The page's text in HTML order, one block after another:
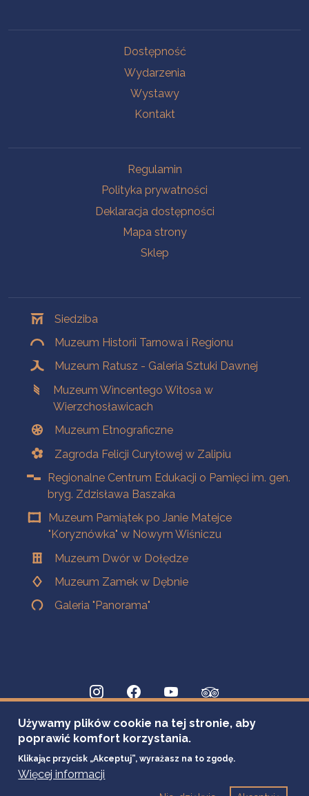
Dostępność
Wydarzenia
Wystawy
Kontakt
Regulamin
Polityka prywatności
Deklaracja dostępności
Mapa strony
Sklep
Siedziba
Muzeum Historii Tarnowa i Regionu
Muzeum Ratusz - Galeria Sztuki Dawnej
Muzeum Wincentego Witosa w
Wierzchosławicach
Muzeum Etnograficzne
Zagroda Felicji Curyłowej w Zalipiu
Regionalne Centrum Edukacji o Pamięci im. gen.
bryg. Zdzisława Baszaka
Muzeum Pamiątek po Janie Matejce
"Koryznówka" w Nowym Wiśniczu
Muzeum Dwór w Dołędze
Muzeum Zamek w Dębnie
Galeria "Panorama"
Używamy plików cookie na tej stronie, aby
poprawić komfort korzystania.
Klikając przycisk „Akceptuj”, wyrażasz na to zgodę.
Więcej informacji